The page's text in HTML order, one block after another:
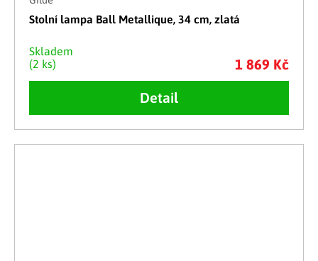
Stolní lampa Ball Metallique, 34 cm, zlatá
Skladem
(2 ks)
1 869 Kč
Detail